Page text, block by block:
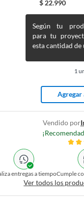
$ 22.990
1
Según tu
para tu
esta cantidad de
Agregar
Vendido por
entregas a tiempoCumple
Ver todos los